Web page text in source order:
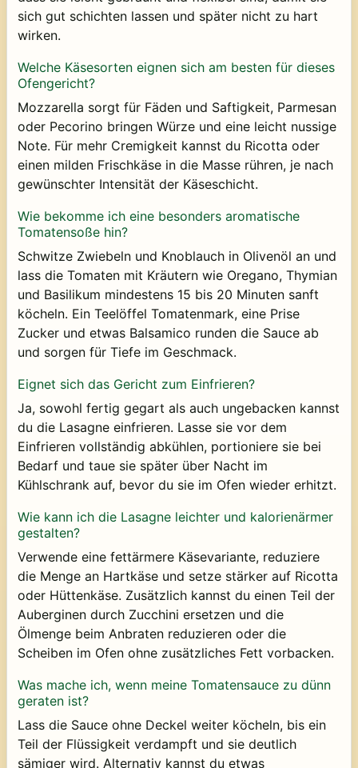
sich gut schichten lassen und später nicht zu hart
wirken.
Welche Käsesorten eignen sich am besten für dieses
Ofengericht?
Mozzarella sorgt für Fäden und Saftigkeit, Parmesan
oder Pecorino bringen Würze und eine leicht nussige
Note. Für mehr Cremigkeit kannst du Ricotta oder
einen milden Frischkäse in die Masse rühren, je nach
gewünschter Intensität der Käseschicht.
Wie bekomme ich eine besonders aromatische
Tomatensoße hin?
Schwitze Zwiebeln und Knoblauch in Olivenöl an und
lass die Tomaten mit Kräutern wie Oregano, Thymian
und Basilikum mindestens 15 bis 20 Minuten sanft
köcheln. Ein Teelöffel Tomatenmark, eine Prise
Zucker und etwas Balsamico runden die Sauce ab
und sorgen für Tiefe im Geschmack.
Eignet sich das Gericht zum Einfrieren?
Ja, sowohl fertig gegart als auch ungebacken kannst
du die Lasagne einfrieren. Lasse sie vor dem
Einfrieren vollständig abkühlen, portioniere sie bei
Bedarf und taue sie später über Nacht im
Kühlschrank auf, bevor du sie im Ofen wieder erhitzt.
Wie kann ich die Lasagne leichter und kalorienärmer
gestalten?
Verwende eine fettärmere Käsevariante, reduziere
die Menge an Hartkäse und setze stärker auf Ricotta
oder Hüttenkäse. Zusätzlich kannst du einen Teil der
Auberginen durch Zucchini ersetzen und die
Ölmenge beim Anbraten reduzieren oder die
Scheiben im Ofen ohne zusätzliches Fett vorbacken.
Was mache ich, wenn meine Tomatensauce zu dünn
geraten ist?
Lass die Sauce ohne Deckel weiter köcheln, bis ein
Teil der Flüssigkeit verdampft und sie deutlich
sämiger wird. Alternativ kannst du etwas